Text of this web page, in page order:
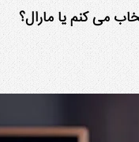
می کنم یا مارال؟